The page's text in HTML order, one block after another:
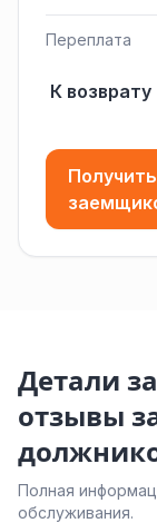
Переплата
К возврату
Детали
отзывы
Полная
обслуживания.